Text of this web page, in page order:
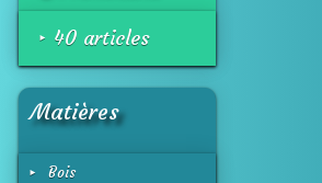
40 articles
Matières
Bois